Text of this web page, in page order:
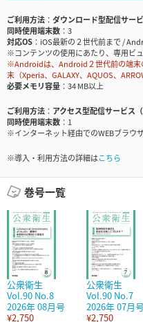
ご利用方法
ダウンロード型配信サー
同時使用端末数
3
対応OS
iOS最新の２世代前まで /
※コンテンツの使用にあたり、専用ビ
※Androidは、Android２世代前の端末
末（Xperia、GALAXY、AQUOS、
必要メモリ容量
34 MB以上
ご利用方法
アクセス型配信サービス（
同時使用端末数
1
※インターネット経由でのWEBブラウ
※導入・利用方法の詳細はこちら
巻号一覧
公衆衛生
Vol.90 No.8
2026年 08月号
¥2,750
公衆衛生
Vol.90 No.7
2026年 07月
¥2,750